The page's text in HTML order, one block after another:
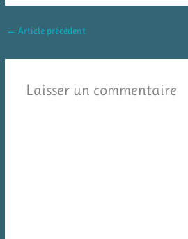
← Article précédent
Laisser un commentaire